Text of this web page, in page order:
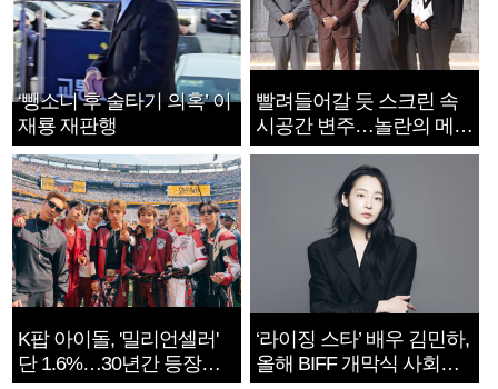
‘뺑소니 후 술타기 의혹’ 이
재룡 재판행
빨려들어갈 듯 스크린 속
시공간 변주…놀란의 메시
지는 ‘전쟁 속죄’
K팝 아이돌, '밀리언셀러'
단 1.6%…30년간 등장
‘라이징 스타’ 배우 김민하,
올해 BIFF 개막식 사회자